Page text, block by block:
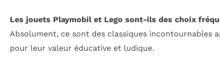
Les jouets Playmobil et Lego sont-ils des choix
Absolument, ce sont des classiques incontournables
pour leur valeur éducative et ludique.